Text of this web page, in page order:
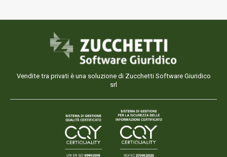
Vendite tra privati è una soluzione di Zucchetti Software Giuridico
srl